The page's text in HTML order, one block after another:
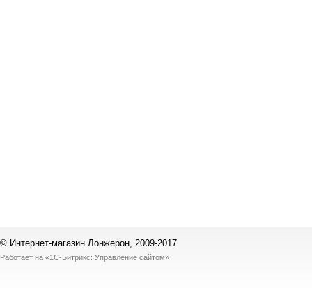
© Интернет-магазин Лонжерон, 2009-2017
Работает на «1С-Битрикс: Управление сайтом»